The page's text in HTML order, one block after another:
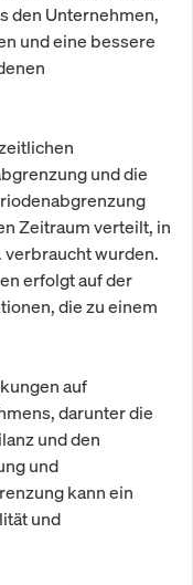
den Unternehmen,
und eine bessere
und die
Zeitraum verteilt, in
wurden.
erfolgt auf der
die zu einem
auf
darunter die
und den
und
kann ein
und